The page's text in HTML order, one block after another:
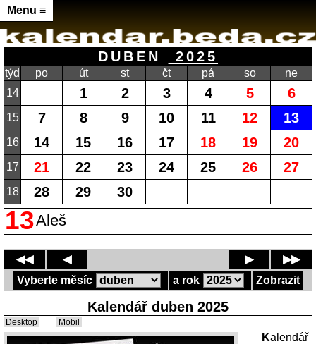
Menu ≡
DUBEN 2025
týd po út st čt pá so
ne
14
1 2 3 4 5 6
15 7 8 9 10 11 12 13
16 14 15 16 17 18 19 20
17 21 22 23 24 25 26 27
18 28 29 30
13Aleš
Vyberte měsíc a rok Zobrazit
◀◀ ◀ ▶ ▶▶
Kalendář duben 2025
Desktop Mobil
Kalendář